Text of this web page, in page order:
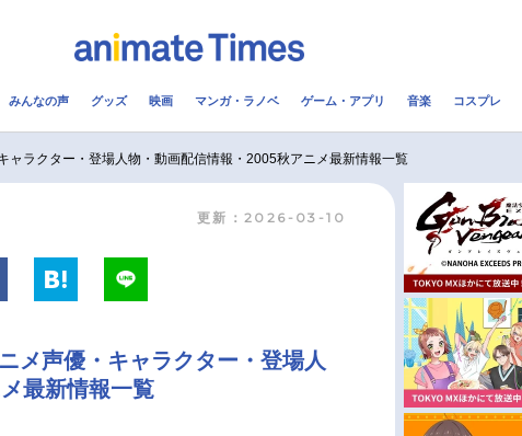
2.5次元 配信・Vtuber
アニメ映画一覧
男性声優/女性声優一覧
今期アニメ曜日別一覧
夏アニメ
みんなの声 グッズ 映画 マンガ・ラノベ ゲーム・アプリ 音楽 コスプレ
ャラクター・登場人物・動画配信情報・2005秋アニメ最新情報一覧
更新：2026-03-10
メ声優・キャラクター・登場人
最新情報一覧